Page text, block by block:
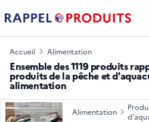
Accueil Alimentation
Ensemble des 1119 produits
produits de la pêche et
alimentation
Alimentation